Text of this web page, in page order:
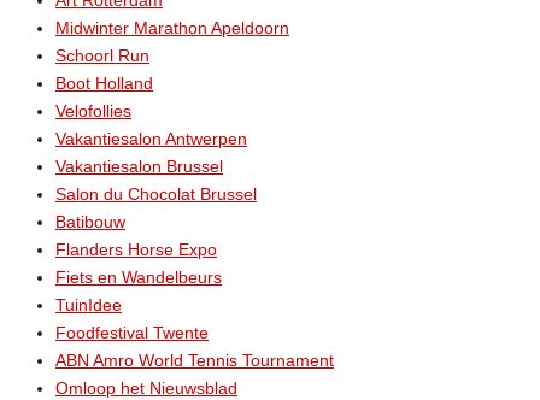
Midwinter Marathon Apeldoorn
Schoorl Run
Boot Holland
Velofollies
Vakantiesalon Antwerpen
Vakantiesalon Brussel
Salon du Chocolat Brussel
Batibouw
Flanders Horse Expo
Fiets en Wandelbeurs
TuinIdee
Foodfestival Twente
ABN Amro World Tennis Tournament
Omloop het Nieuwsblad